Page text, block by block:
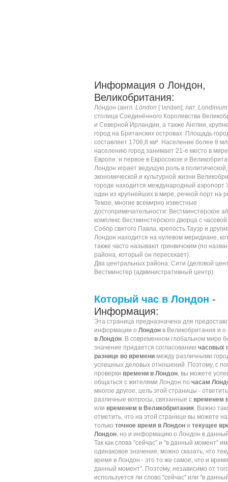
Информация о Лондон,
Великобритания:
Ло́ндон (англ. London [ˈlʌndən], лат. Londinium
столица Соединённого Королевства
и Северной Ирландии, а также Англии,
город на Британских островах. Площадь
составляет 1706,8 км². Население более 8
населению город занимает 21-е место в мире
Европе, и первое в Евросоюзе и
Лондон играет ведущую роль в политической,
экономической и культурной жизни
городе находится международный аэропорт
один из крупнейших в мире, речной порт на
Темзе, многие всемирно известные
достопримечательности: Вестминстерское
комплекс Вестминстерского дворца с
Собор святого Павла, крепость Тауэр и
Лондон находится на нулевом меридиане,
также часто называют гринвичским (по
района, который он пересекает).
Два центральных района: Сити (деловой
Вестминстер (административный центр).
Который час в Лондон -
Информация:
Эта страница предназначена для
информации о Лондон в Великобритания и о
в Лондон. В современном глобальном мире
значение придается согласованию часовых
разнице во времени между различными
успешных деловых отношений. Поэтому, с
проверки времени в Лондон, вы можете
общаться с жителями Лондон по часам
многое другое, цель этой страницы -
различные вопросы, связанные с временем
или временем в Великобритания. Важно
отметить, что на этой странице вы можете
только точное время в Лондон и текущее
Лондон, но и информацию о Лондон в
Так как слова "сейчас" и "в данный момент"
одинаковое значение, можно сказать, что
время в Лондон - это то же самое, что и
данный момент". Поэтому, независимо от
используется ли слово "сейчас" или "в